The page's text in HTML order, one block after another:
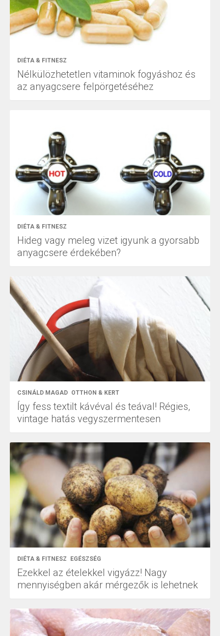
DIÉTA & FITNESZ
Nélkülözhetetlen vitaminok fogyáshoz és
az anyagcsere felpörgetéséhez
DIÉTA & FITNESZ
Hideg vagy meleg vizet igyunk a gyorsabb
anyagcsere érdekében?
CSINÁLD MAGAD OTTHON & KERT
Így fess textilt kávéval és teával! Régies,
vintage hatás vegyszermentesen
DIÉTA & FITNESZ EGÉSZSÉG
Ezekkel az ételekkel vigyázz! Nagy
mennyiségben akár mérgezők is lehetnek